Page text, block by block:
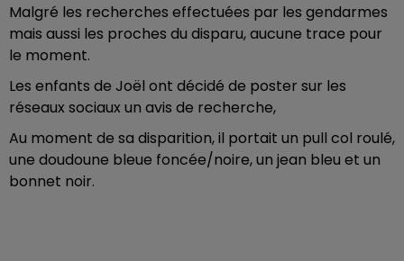
Malgré les recherches effectuées par les gendarmes
mais aussi les proches du disparu, aucune trace pour
le moment.
Les enfants de Joël ont décidé de poster sur les
réseaux sociaux un avis de recherche,
Au moment de sa disparition, il portait un pull col roulé,
une doudoune bleue foncée/noire, un jean bleu et un
bonnet noir.